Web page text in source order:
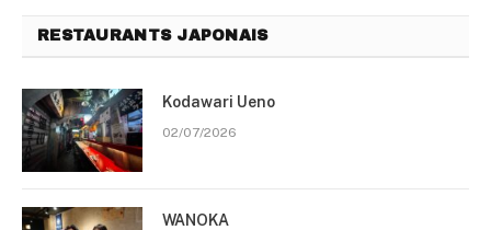
RESTAURANTS JAPONAIS
Kodawari Ueno
02/07/2026
WANOKA